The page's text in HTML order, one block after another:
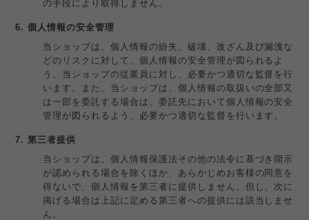
の手段により取得しません。
6. 個人情報の安全管理
当ショップは、個人情報の紛失、破壊、改ざん及び漏洩な
どのリスクに対して、個人情報の安全管理が図られるよ
う、当ショップの従業員に対し、必要かつ適切な監督を行
います。また、当ショップは、個人情報の取扱いの全部又
は一部を委託する場合は、委託先において個人情報の安全
管理が図られるよう、必要かつ適切な監督を行います。
7. 第三者提供
当ショップは、個人情報保護法その他の法令に基づき開示
が認められる場合を除くほか、あらかじめお客様の同意を
得ないで、個人情報を第三者に提供しません。但し、次に
掲げる場合は上記に定める第三者への提供には該当しませ
ん。